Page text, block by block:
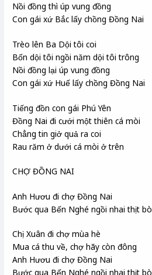
Nồi đồng thì úp vung đồng
Con gái xứ Bắc lấy chồng Đồng Nai
Trèo lên Ba Dội tôi coi
Bốn dội tôi ngồi năm dội tôi trông
Nồi đồng lại úp vung đồng
Con gái xứ Huế lấy chồng Đồng Nai
Tiếng đồn con gái Phú Yên
Đồng Nai đi cưới một thiên cá mòi
Chẳng tin giở quả ra coi
Rau răm ở dưới cá mòi ở trên
CHỢ ĐỒNG NAI
Anh Hươu đi chợ Đồng Nai
Bước qua Bến Nghé ngồi nhai thịt bò
Chị Xuân đi chợ mùa hè
Mua cá thu về, chợ hãy còn đông
Anh Hươu đi chợ Đồng Nai
Bước qua Bến Nghé ngồi nhai thịt bò